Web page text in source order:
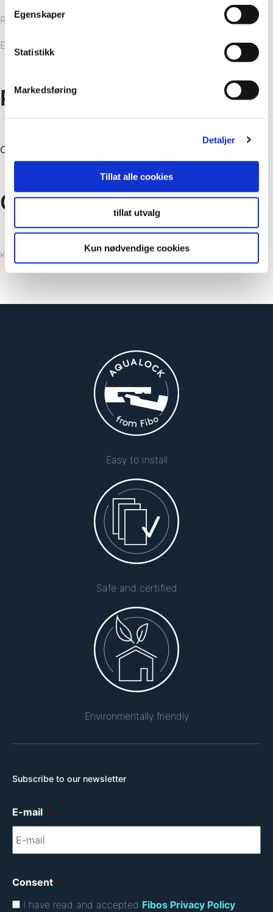
Egenskaper
Statistikk
Markedsføring
Detaljer
Tillat alle cookies
tillat utvalg
Kun nødvendige cookies
Reasonable solution
Easy maintenance
Product/delivery
Colour Collection
Client
KF Entreprenør
Easy to install
Safe and certified
Environmentally friendly
Subscribe to our newsletter
E-mail *
Consent *
I have read and accepted Fibos Privacy Policy.